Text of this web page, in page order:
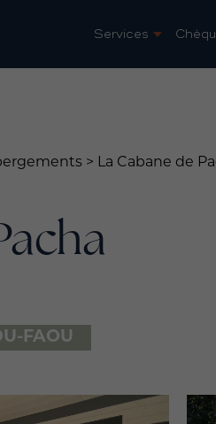
Services
> La Cabane de
FAOU